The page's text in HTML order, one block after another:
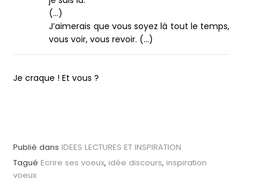
(…)
J’aimerais que vous soyez là tout le temps,
vous voir, vous revoir. (…)
Je craque ! Et vous ?
Publié dansIDEES LECTURES ET INSPIRATION
TaguéEcrire ses voeux,idée discours,inspiration
voeux